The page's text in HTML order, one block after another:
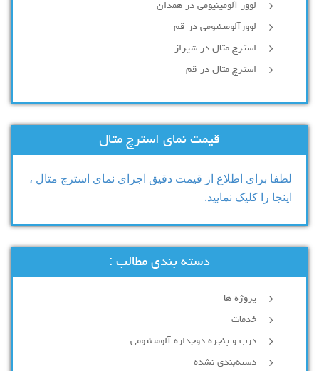
لوور آلومینیومی در همدان
لوورآلومینیومی در قم
استرچ متال در شیراز
استرچ متال در قم
قیمت نمای استرچ متال
لطفا برای اطلاع از قیمت دقیق اجرای نمای استرچ متال ،
اینجا را کلیک نمایید.
دسته بندی مطالب :
پروژه ها
خدمات
درب و پنجره دوجداره آلومینیومی
دسته‌بندی نشده